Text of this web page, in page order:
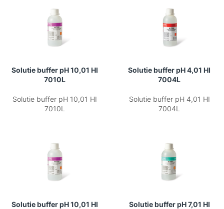
Solutie buffer pH 10,01 HI
7010L
Solutie buffer pH 10,01 HI
7010L
Solutie buffer pH 4,01 HI
7004L
Solutie buffer pH 4,01 HI
7004L
Solutie buffer pH 10,01 HI
Solutie buffer pH 7,01 HI